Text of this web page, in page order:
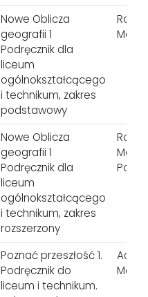
Nowe Oblicza
geografii 1
Podręcznik dla
liceum
ogólnokształcącego
i technikum, zakres
podstawowy
Nowe Oblicza
geografii 1
Podręcznik dla
liceum
ogólnokształcącego
i technikum, zakres
rozszerzony
Poznać przeszłość 1.
Podręcznik do
liceum i technikum.